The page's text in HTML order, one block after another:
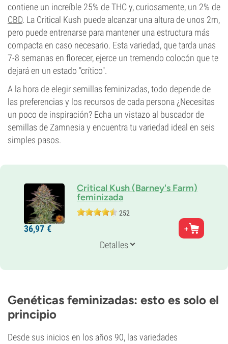
contiene un increíble 25% de THC y, curiosamente, un 2% de
CBD. La Critical Kush puede alcanzar una altura de unos 2m,
pero puede entrenarse para mantener una estructura más
compacta en caso necesario. Esta variedad, que tarda unas
7-8 semanas en florecer, ejerce un tremendo colocón que te
dejará en un estado "crítico".
A la hora de elegir semillas feminizadas, todo depende de
las preferencias y los recursos de cada persona ¿Necesitas
un poco de inspiración? Echa un vistazo al buscador de
semillas de Zamnesia y encuentra tu variedad ideal en seis
simples pasos.
Critical Kush (Barney's Farm)
feminizada
252
Padres
Critical Mass x O.G. Kush
7-8 semanas
CBD
2%
Fotoperiódica
36,97 €
Detalles
Genéticas feminizadas: esto es solo el
principio
Desde sus inicios en los años 90, las variedades